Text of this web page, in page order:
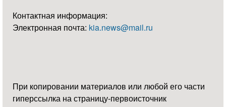
Контактная информация:
Электронная почта: kia.news@mail.ru
При копировании материалов или любой его части
гиперссылка на страницу-первоисточник